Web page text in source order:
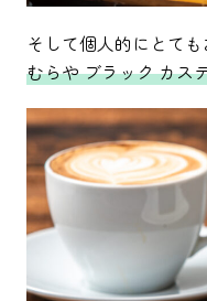
そして個人的にとて
むらや ブラック カス